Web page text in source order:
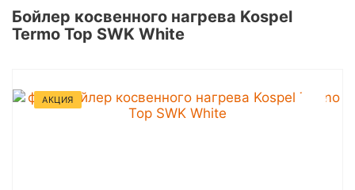
Бойлер косвенного нагрева Kospel
Termo Top SWK White
АКЦИЯ